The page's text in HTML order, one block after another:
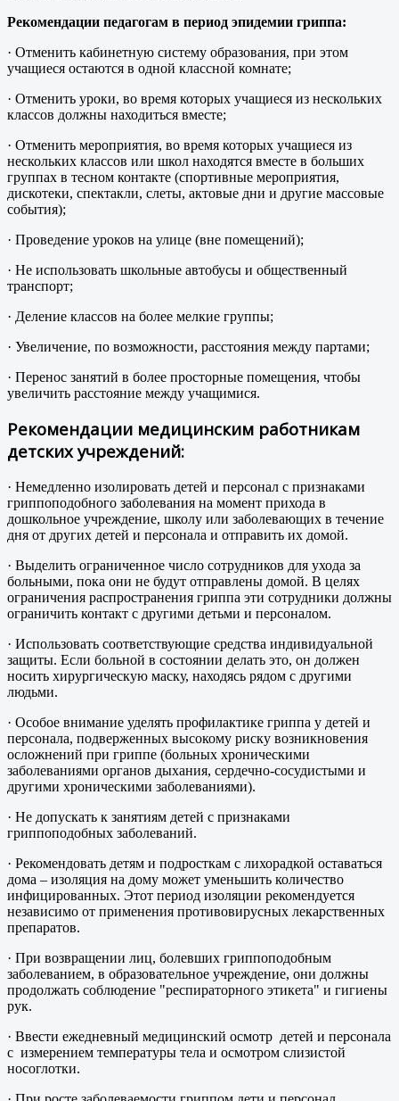
Рекомендации педагогам в период эпидемии гриппа:
· Отменить кабинетную систему образования, при этом
учащиеся остаются в одной классной комнате;
· Отменить уроки, во время которых учащиеся из нескольких
классов должны находиться вместе;
· Отменить мероприятия, во время которых учащиеся из
нескольких классов или школ находятся вместе в больших
группах в тесном контакте (спортивные мероприятия,
дискотеки, спектакли, слеты, актовые дни и другие массовые
события);
· Проведение уроков на улице (вне помещений);
· Не использовать школьные автобусы и общественный
транспорт;
· Деление классов на более мелкие группы;
· Увеличение, по возможности, расстояния между партами;
· Перенос занятий в более просторные помещения, чтобы
увеличить расстояние между учащимися.
Рекомендации медицинским работникам
детских учреждений:
· Немедленно изолировать детей и персонал с признаками
гриппоподобного заболевания на момент прихода в
дошкольное учреждение, школу или заболевающих в течение
дня от других детей и персонала и отправить их домой.
· Выделить ограниченное число сотрудников для ухода за
больными, пока они не будут отправлены домой. В целях
ограничения распространения гриппа эти сотрудники должны
ограничить контакт с другими детьми и персоналом.
· Использовать соответствующие средства индивидуальной
защиты. Если больной в состоянии делать это, он должен
носить хирургическую маску, находясь рядом с другими
людьми.
· Особое внимание уделять профилактике гриппа у детей и
персонала, подверженных высокому риску возникновения
осложнений при гриппе (больных хроническими
заболеваниями органов дыхания, сердечно-сосудистыми и
другими хроническими заболеваниями).
· Не допускать к занятиям детей с признаками
гриппоподобных заболеваний.
· Рекомендовать детям и подросткам с лихорадкой оставаться
дома – изоляция на дому может уменьшить количество
инфицированных. Этот период изоляции рекомендуется
независимо от применения противовирусных лекарственных
препаратов.
· При возвращении лиц, болевших гриппоподобным
заболеванием, в образовательное учреждение, они должны
продолжать соблюдение "респираторного этикета" и гигиены
рук.
· Ввести ежедневный медицинский осмотр детей и персонала
с измерением температуры тела и осмотром слизистой
носоглотки.